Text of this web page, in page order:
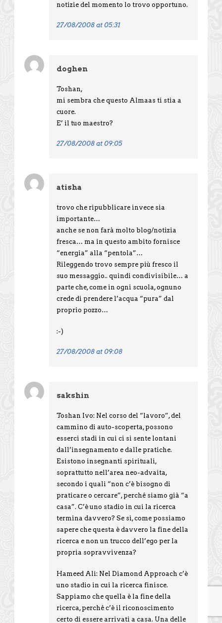
notizie del momento lo trovo opportuno.
27/08/2008 at 05:31
doghen
Toshan,
mi sembra che questo Almaas ti stia a
cuore.
E’ il tuo maestro?
27/08/2008 at 09:05
atisha
trovo che ripubblicare invece sia
importante…
anche se non farà molto blog/notizia
fresca… ma in questo ambito fornisce
“energia” alla “pentola”…
Rileggendo trovo sempre più fresco il
suo messaggio.. quindi condivisibile… a
parte che, come in ogni scuola, ognuno
crede di prendere l’acqua “pura” dal
proprio pozzo…
:-)
27/08/2008 at 09:08
sakshin
Toshan Ivo: Nel corso del “lavoro”, del
cammino di auto-scoperta, possono
esserci stadi in cui ci si sente lontani
dall’insegnamento e dalle pratiche.
Esistono insegnanti spirituali,
soprattutto nell’area neo-advaita,
secondo i quali “non c’è bisogno di
praticare o cercare”, perché siamo già “a
casa”. C’è uno stadio in cui la ricerca
termina davvero? Se sì, come possiamo
sapere che questa è davvero la fine della
ricerca e non un trucco dell’ego per la
propria sopravvivenza?
Hameed Ali: Nel Diamond Approach c’è
uno stadio in cui la ricerca finisce.
Sappiamo che quella è la fine della
ricerca, perché c’è il riconoscimento
certo di essere arrivati a casa. Una delle